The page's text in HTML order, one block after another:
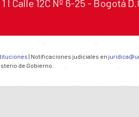
Calle 12C Nº 6-25 - Bogotá
| Notificaciones judiciales en
de Gobierno.